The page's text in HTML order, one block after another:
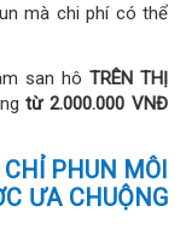
mà chi phí có thể
san hôTRÊN THỊ
từ 2.000.000 VNĐ
PHUN MÔI
ƯA CHUỘNG